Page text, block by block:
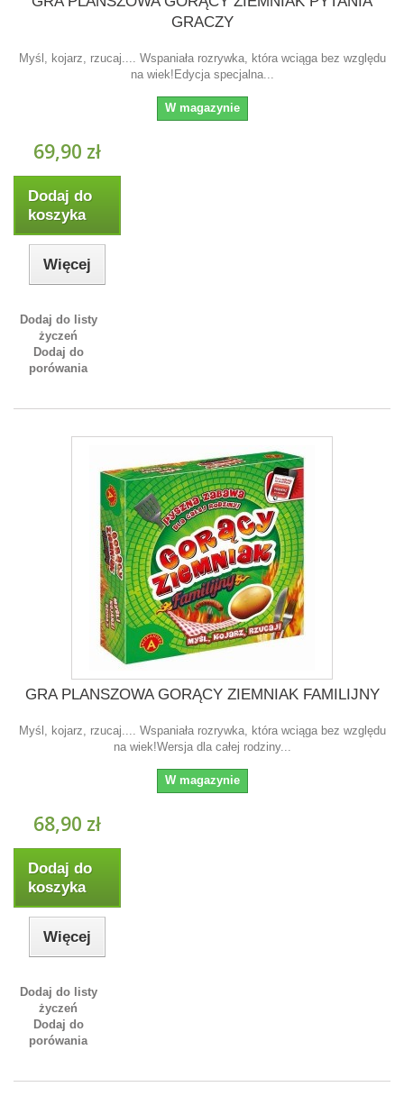
GRACZY
Myśl, kojarz, rzucaj.... Wspaniała rozrywka, która wciąga bez względu
na wiek!Edycja specjalna...
W magazynie
69,90 zł
Dodaj do
koszyka
Więcej
Dodaj do listy
życzeń
Dodaj do
porówania
GRA PLANSZOWA GORĄCY ZIEMNIAK FAMILIJNY
Myśl, kojarz, rzucaj.... Wspaniała rozrywka, która wciąga bez względu
na wiek!Wersja dla całej rodziny...
W magazynie
68,90 zł
Dodaj do
koszyka
Więcej
Dodaj do listy
życzeń
Dodaj do
porówania